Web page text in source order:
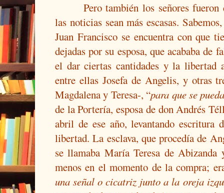
Pero también los señores fueron
las noticias sean más escasas.
Juan Francisco se encuentra con que
dejadas por su esposa, que acababa de
el dar ciertas cantidades y la libertad
entre ellas Josefa de Angelis, y otras
Magdalena y Teresa-, “para que se
de la Portería, esposa de don Andrés
abril de ese año, levantando
libertad. La esclava, que procedía de
se llamaba María Teresa de
menos en el momento de la compra;
una señal o cicatriz junto a la oreja